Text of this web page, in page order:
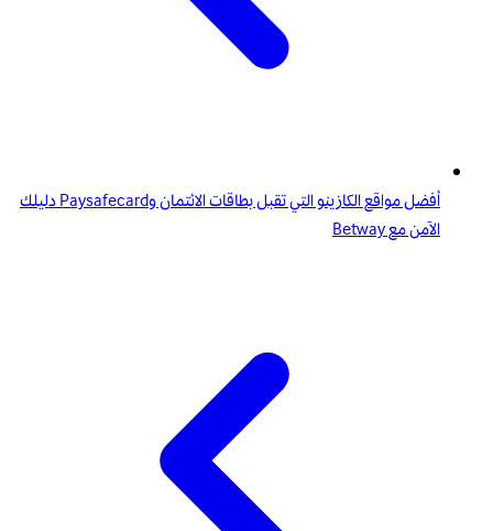
أفضل مواقع الكازينو التي تقبل بطاقات الائتمان وPaysafecard دليلك
الآمن مع Betway